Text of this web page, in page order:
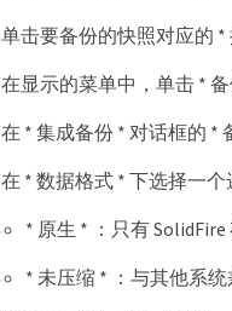
单击要备份的快照对应的 *
在显示的菜单中，单击 * 备
在 * 集成备份 * 对话框的 *
在 * 数据格式 * 下选择一个
* 原生 * ：只有
* 未压缩 * ：与其他系统